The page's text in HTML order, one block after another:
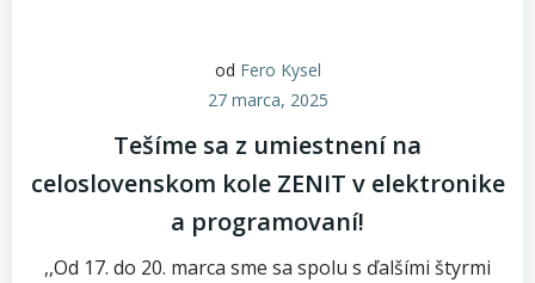
od Fero Kysel
27 marca, 2025
Tešíme sa z umiestnení na
celoslovenskom kole ZENIT v elektronike
a programovaní!
,,Od 17. do 20. marca sme sa spolu s ďalšími štyrmi